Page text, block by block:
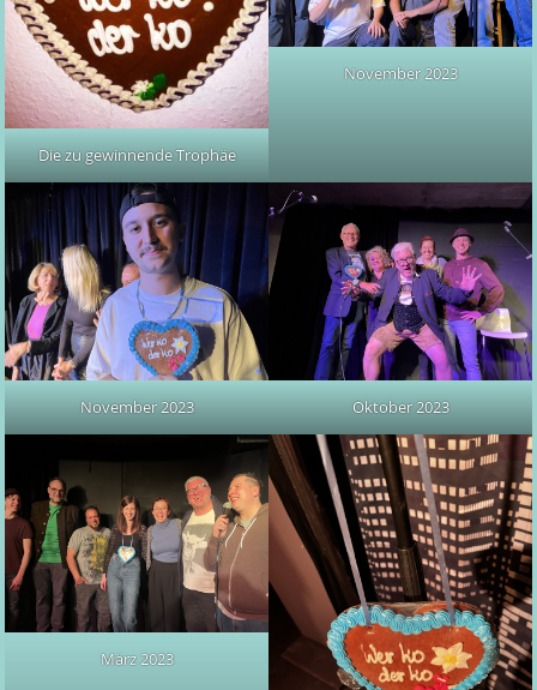
Die zu gewinnende Trophäe
November 2023
November 2023 Oktober 2023
März 2023